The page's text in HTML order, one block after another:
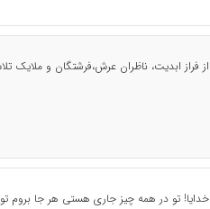
از فراز ابدیت، ناظران عرش،فرشتگان و ملایک
خدایا! تو در همه چیز جاری هستی هر جا بروم